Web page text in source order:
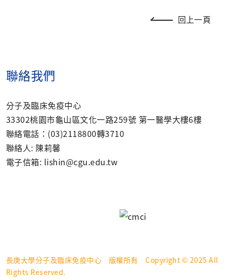
回上一頁
聯絡我們
分子及臨床免疫中心
33302桃園市龜山區文化一路259號 第一醫學大樓6樓
聯絡電話：(03)2118800轉3710
聯絡人: 陳莉馨
電子信箱: lishin@cgu.edu.tw
長庚大學分子及臨床免疫中心 版權所有 Copyright © 2025 All
Rights Reserved.